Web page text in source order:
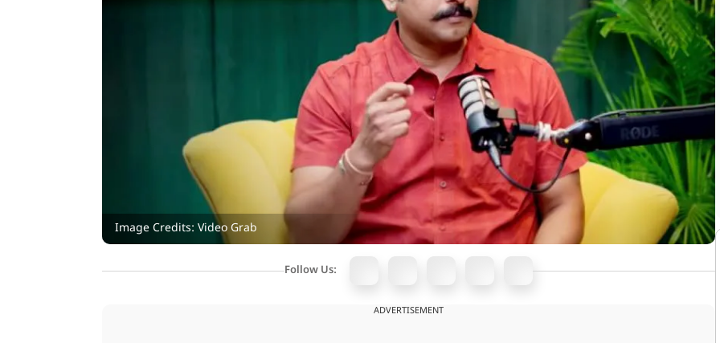
Image Credits: Video Grab
Follow Us:
ADVERTISEMENT